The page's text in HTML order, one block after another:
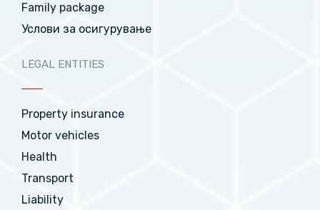
Family package
Услови за осигурување
LEGAL ENTITIES
Property insurance
Motor vehicles
Health
Transport
Liability